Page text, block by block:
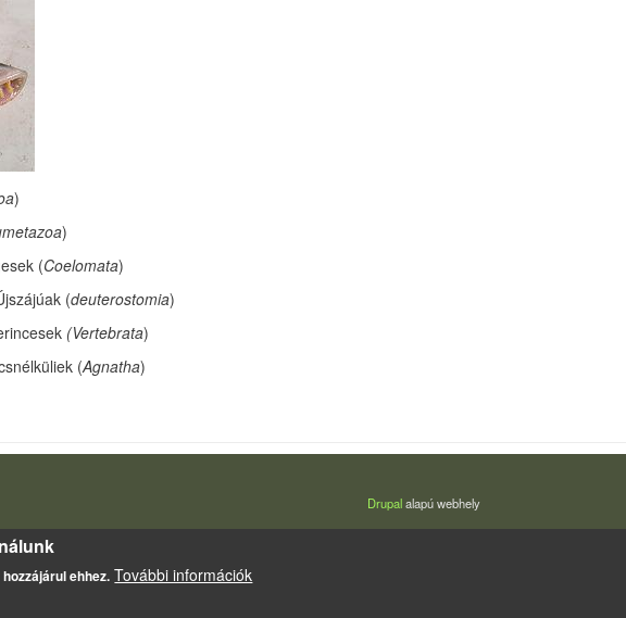
)
)
(Coelomata)
(deuterostomia)
(Vertebrata)
(Agnatha)
Drupalalapú webhely
ehhez. További információk